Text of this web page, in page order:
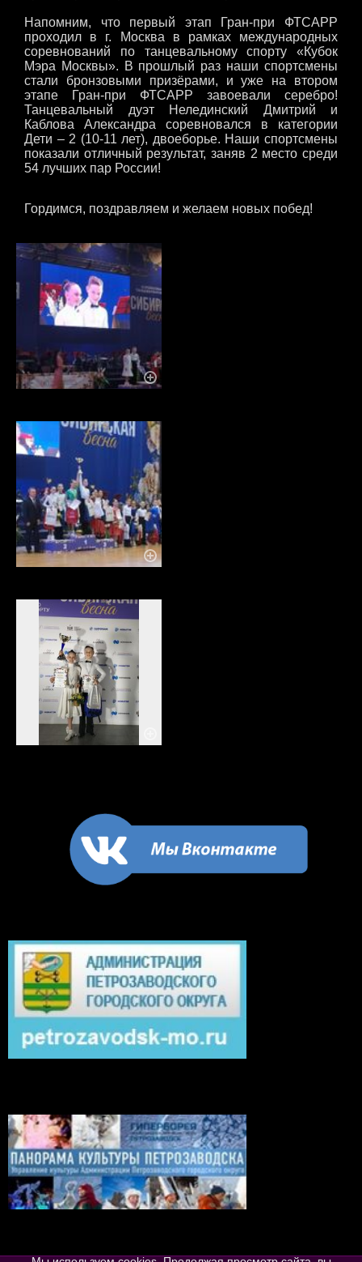
Напомним, что первый этап Гран-при ФТСАРР
проходил в г. Москва в рамках международных
соревнований по танцевальному спорту «Кубок
Мэра Москвы». В прошлый раз наши спортсмены
стали бронзовыми призёрами, и уже на втором
этапе Гран-при ФТСАРР завоевали серебро!
Танцевальный дуэт Нелединский Дмитрий и
Каблова Александра соревновался в категории
Дети – 2 (10-11 лет), двоеборье. Наши спортсмены
показали отличный результат, заняв 2 место среди
54 лучших пар России!
Гордимся, поздравляем и желаем новых побед!